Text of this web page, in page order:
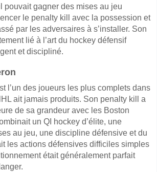
pouvait gagner des mises au jeu
le penalty kill avec la possession et
par les adversaires à s’installer. Son
lié à l’art du hockey défensif
et discipliné.
l’un des joueurs les plus complets dans
ait jamais produits. Son penalty kill a
de sa grandeur avec les Boston
un QI hockey d’élite, une
au jeu, une discipline défensive et du
les actions défensives difficiles simples
était généralement parfait